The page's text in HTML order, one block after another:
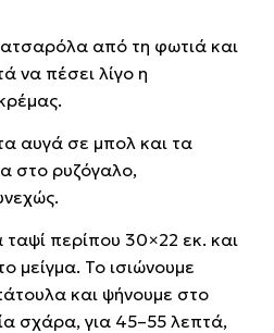
από τη φωτιά και
να πέσει λίγο η
αυγά σε μπολ και τα
στο ρυζόγαλο,
περίπου 30×22 εκ. και
μείγμα. Το ισιώνουμε
και ψήνουμε στο
σχάρα, για 45–55 λεπτά,